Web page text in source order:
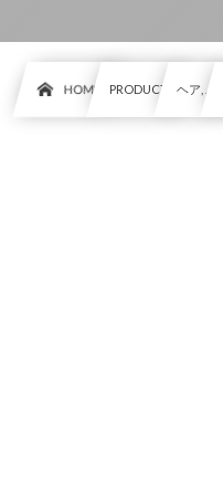
HOME PRODUCT ヘア, …